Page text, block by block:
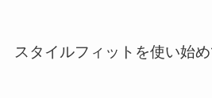
スタイルフィットを使い始め